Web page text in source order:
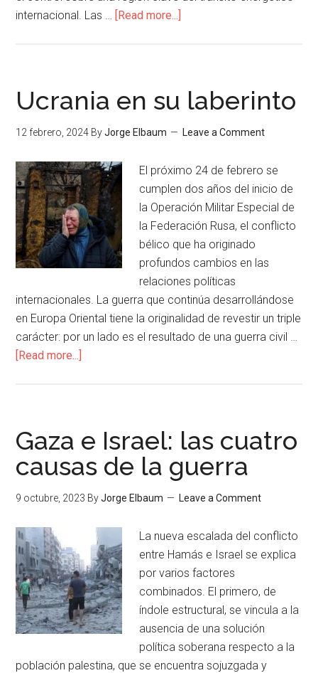
internacional. Las … [Read more...]
Ucrania en su laberinto
12 febrero, 2024 ByJorge Elbaum Leave a Comment
El próximo 24 de febrero se
cumplen dos años del inicio de
la Operación Militar Especial de
la Federación Rusa, el conflicto
bélico que ha originado
profundos cambios en las
relaciones políticas
internacionales. La guerra que continúa desarrollándose
en Europa Oriental tiene la originalidad de revestir un triple
carácter: por un lado es el resultado de una guerra civil …
[Read more...]
Gaza e Israel: las cuatro
causas de la guerra
9 octubre, 2023 ByJorge Elbaum Leave a Comment
La nueva escalada del conflicto
entre Hamás e Israel se explica
por varios factores
combinados. El primero, de
índole estructural, se vincula a la
ausencia de una solución
política soberana respecto a la
población palestina, que se encuentra sojuzgada y